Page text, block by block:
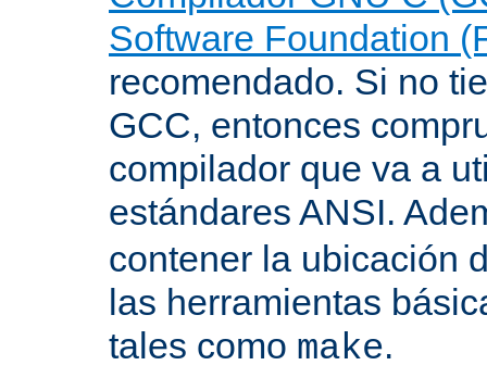
Software Foundation
recomendado. Si no
GCC, entonces
compilador que va a
estándares ANSI.
contener la ubicación
las herramientas
tales como make.